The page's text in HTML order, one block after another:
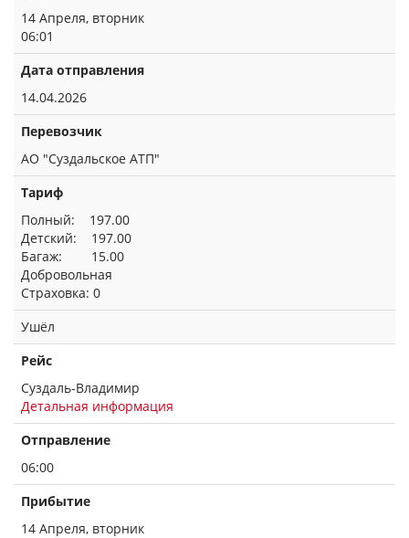
14 Апреля, вторник
06:01
Дата отправления
14.04.2026
Перевозчик
АО "Суздальское АТП"
Тариф
Полный: 197.00
Детский: 197.00
Багаж: 15.00
Добровольная
Страховка: 0
Ушёл
Рейс
Суздаль-Владимир
Детальная информация
Отправление
06:00
Прибытие
14 Апреля, вторник